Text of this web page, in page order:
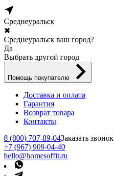
Среднеуральск
✖
Среднеуральск ваш город?
Да
Выбрать другой город
Помощь покупателю
Доставка и оплата
Гарантия
Возврат товара
Контакты
8 (800) 707-89-04Заказать звонок
+7 (967) 909-04-40
hello@homesoffit.ru